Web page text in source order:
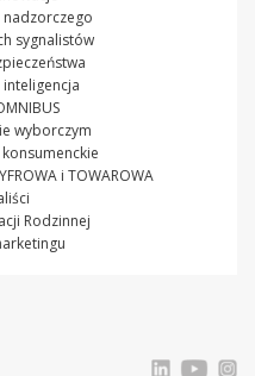
nadzorczego
sygnalistów
inteligencja
wyborczym
i TOWAROWA
Rodzinnej